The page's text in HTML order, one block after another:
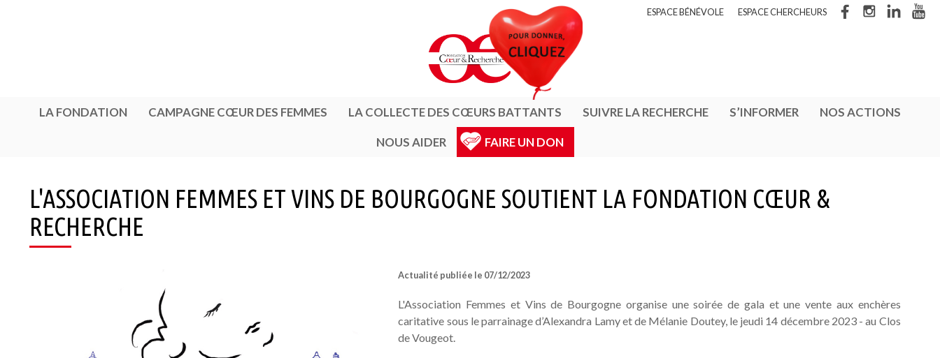
ESPACE BÉNÉVOLE ESPACE CHERCHEURS
LA FONDATION CAMPAGNE CŒUR DES FEMMES LA COLLECTE DES CŒURS BATTANTS SUIVRE LA RECHERCHE S’INFORMER NOS ACTIONS
NOUS AIDER FAIRE UN DON
L'ASSOCIATION FEMMES ET VINS DE BOURGOGNE SOUTIENT LA FONDATION CŒUR &
RECHERCHE
Actualité publiée le 07/12/2023
L'Association Femmes et Vins de Bourgogne organise une soirée de gala et une vente aux enchères
caritative sous le parrainage d’Alexandra Lamy et de Mélanie Doutey, le jeudi 14 décembre 2023 - au Clos
de Vougeot.